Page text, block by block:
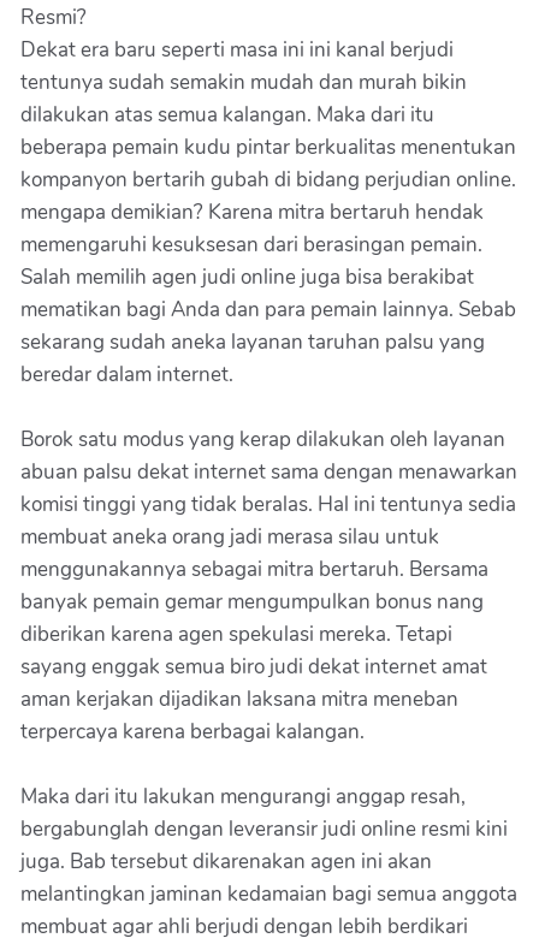
Resmi?
Dekat era baru seperti masa ini ini kanal berjudi
tentunya sudah semakin mudah dan murah bikin
dilakukan atas semua kalangan. Maka dari itu
beberapa pemain kudu pintar berkualitas menentukan
kompanyon bertarih gubah di bidang perjudian online.
mengapa demikian? Karena mitra bertaruh hendak
memengaruhi kesuksesan dari berasingan pemain.
Salah memilih agen judi online juga bisa berakibat
mematikan bagi Anda dan para pemain lainnya. Sebab
sekarang sudah aneka layanan taruhan palsu yang
beredar dalam internet.
Borok satu modus yang kerap dilakukan oleh layanan
abuan palsu dekat internet sama dengan menawarkan
komisi tinggi yang tidak beralas. Hal ini tentunya sedia
membuat aneka orang jadi merasa silau untuk
menggunakannya sebagai mitra bertaruh. Bersama
banyak pemain gemar mengumpulkan bonus nang
diberikan karena agen spekulasi mereka. Tetapi
sayang enggak semua biro judi dekat internet amat
aman kerjakan dijadikan laksana mitra meneban
terpercaya karena berbagai kalangan.
Maka dari itu lakukan mengurangi anggap resah,
bergabunglah dengan leveransir judi online resmi kini
juga. Bab tersebut dikarenakan agen ini akan
melantingkan jaminan kedamaian bagi semua anggota
membuat agar ahli berjudi dengan lebih berdikari